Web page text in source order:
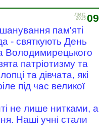
09
ЛИС
2015
пам'яті
- святкують День
Володимирецького
патріотизму та
та дівчата, які
під час великої
не лише нитками, а
Наші учні стали